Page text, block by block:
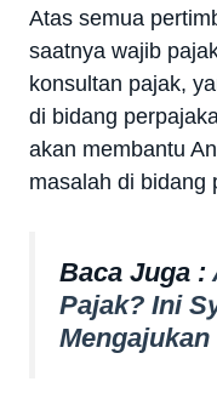
Atas semua
saatnya wajib
konsultan pajak,
di bidang
akan membantu
masalah di bidang
Baca Juga :
Pajak? Ini
Mengajukan